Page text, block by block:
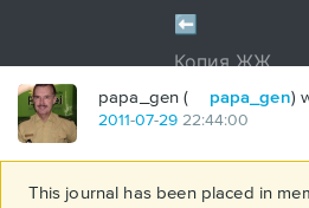
papa_gen ( papa_gen)
2011-07-29 22:44:00
This journal has been placed in